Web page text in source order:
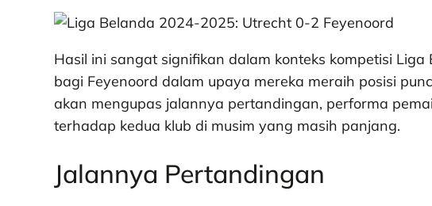
p
k
e
m
Hasil ini sangat signifikan dalam konteks kompetisi
bagi Feyenoord dalam upaya mereka meraih posisi
akan mengupas jalannya pertandingan, performa
terhadap kedua klub di musim yang masih panjang.
Jalannya Pertandingan